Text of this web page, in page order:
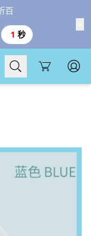
百
0 秒
Cart